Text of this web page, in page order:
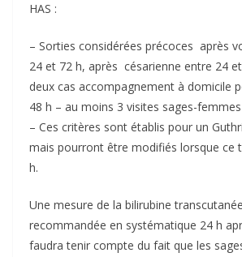
HAS :
– Sorties considérées précoces après
24 et 72 h, après césarienne entre 24
deux cas accompagnement à domicile
48 h – au moins 3 visites sages-
– Ces critères sont établis pour un
mais pourront être modifiés lorsque ce
h.
Une mesure de la bilirubine
recommandée en systématique 24 h
faudra tenir compte du fait que les